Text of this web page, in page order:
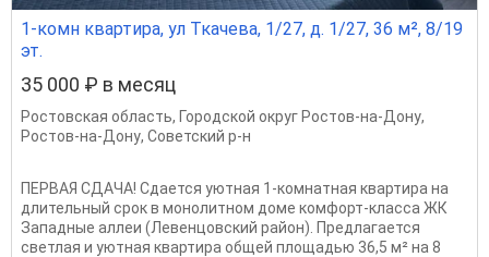
1-комн квартира, ул Ткачева, 1/27, д. 1/27, 36 м², 8/19
эт.
35 000 ₽ в месяц
Ростовская область, Городской округ Ростов-на-Дону,
Ростов-на-Дону, Советский р-н
ПЕРВАЯ СДАЧА! Сдается уютная 1-комнатная квартира на
длительный срок в монолитном доме комфорт-класса ЖК
Западные аллеи (Левенцовский район). Предлагается
светлая и уютная квартира общей площадью 36,5 м² на 8